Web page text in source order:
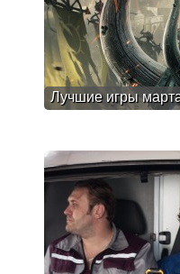
Лучшие игры